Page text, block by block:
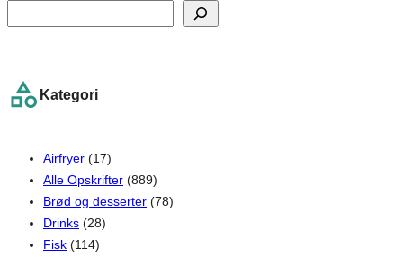
e
c
Kategori
Airfryer (17)
Alle Opskrifter (889)
Brød og desserter (78)
Drinks (28)
Fisk (114)